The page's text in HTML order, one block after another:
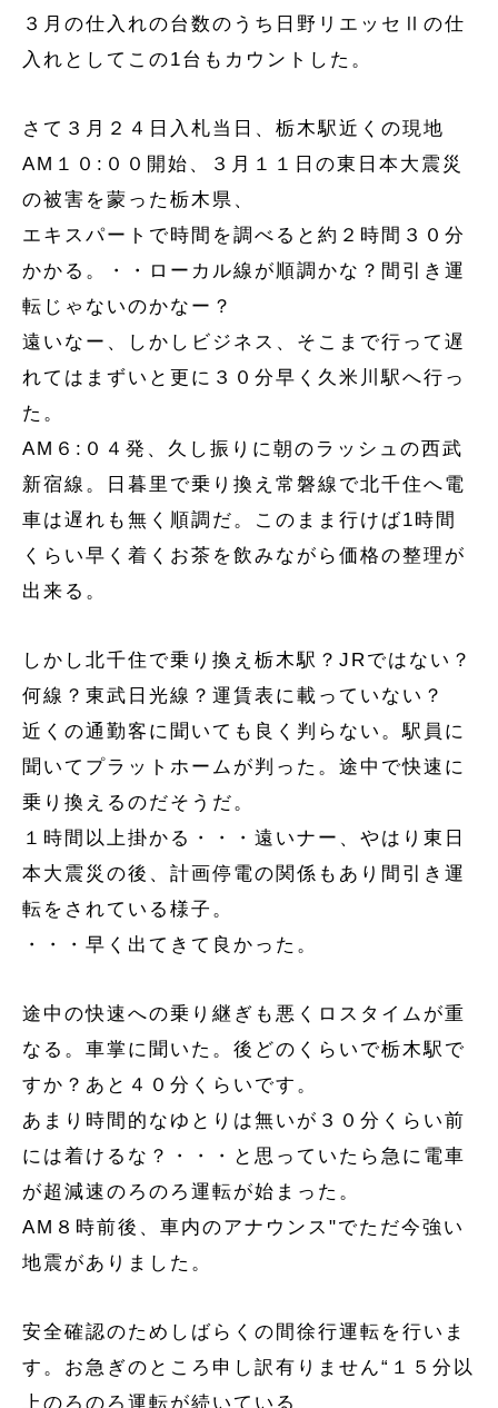
３月の仕入れの台数のうち日野リエッセⅡの仕
入れとしてこの1台もカウントした。
さて３月２４日入札当日、栃木駅近くの現地
AM１０:００開始、３月１１日の東日本大震災
の被害を蒙った栃木県、
エキスパートで時間を調べると約２時間３０分
かかる。・・ローカル線が順調かな？間引き運
転じゃないのかなー？
遠いなー、しかしビジネス、そこまで行って遅
れてはまずいと更に３０分早く久米川駅へ行っ
た。
AM６:０４発、久し振りに朝のラッシュの西武
新宿線。日暮里で乗り換え常磐線で北千住へ電
車は遅れも無く順調だ。このまま行けば1時間
くらい早く着くお茶を飲みながら価格の整理が
出来る。
しかし北千住で乗り換え栃木駅？JRではない？
何線？東武日光線？運賃表に載っていない？
近くの通勤客に聞いても良く判らない。駅員に
聞いてプラットホームが判った。途中で快速に
乗り換えるのだそうだ。
１時間以上掛かる・・・遠いナー、やはり東日
本大震災の後、計画停電の関係もあり間引き運
転をされている様子。
・・・早く出てきて良かった。
途中の快速への乗り継ぎも悪くロスタイムが重
なる。車掌に聞いた。後どのくらいで栃木駅で
すか？あと４０分くらいです。
あまり時間的なゆとりは無いが３０分くらい前
には着けるな？・・・と思っていたら急に電車
が超減速のろのろ運転が始まった。
AM８時前後、車内のアナウンス"でただ今強い
地震がありました。
安全確認のためしばらくの間徐行運転を行いま
す。お急ぎのところ申し訳有りません“１５分以
上のろのろ運転が続いている